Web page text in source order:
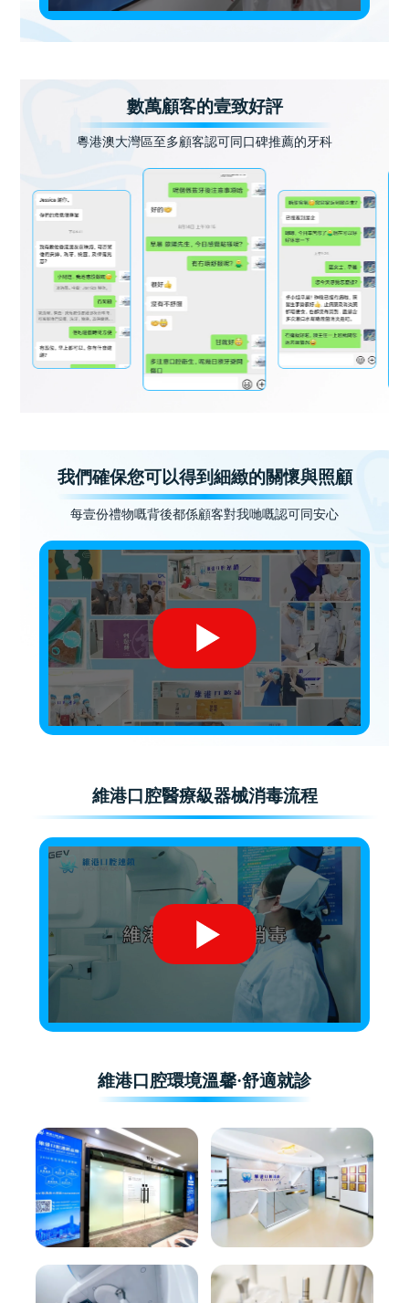
數萬顧客的壹致好評
粵港澳大灣區至多顧客認可同口碑推薦的牙科
我們確保您可以得到細緻的關懷與照顧
每壹份禮物嘅背後都係顧客對我哋嘅認可同安心
維港口腔醫療級器械消毒流程
維港口腔環境溫馨·舒適就診